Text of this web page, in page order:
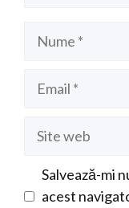
Salvează-mi
acest